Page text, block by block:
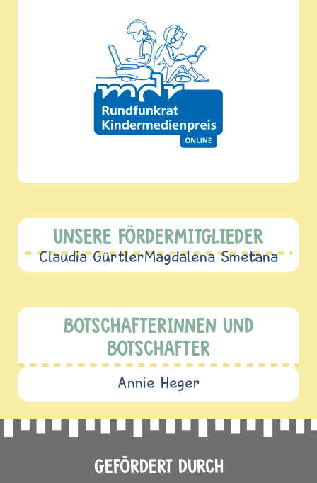
UNSERE FÖRDERMITGLIEDER
Claudia GürtlerMagdalena Smetana
BOTSCHAFTERINNEN UND
BOTSCHAFTER
Annie Heger
GEFÖRDERT DURCH